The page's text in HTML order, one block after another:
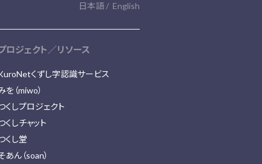
日本語 English
ロジェクト／リソース
くずし字認識サービス
を（miwo）
くしプロジェクト
くしチャット
くし堂
あん（soan）